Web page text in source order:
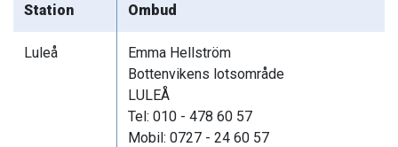
Station Ombud
Luleå
Emma Hellström
Bottenvikens lotsområde
LULEÅ
Tel: 010 - 478 60 57
Mobil: 0727 - 24 60 57